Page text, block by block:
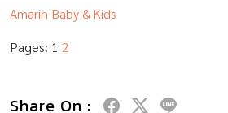
Amarin Baby & Kids
Pages: 1 2
Share On :